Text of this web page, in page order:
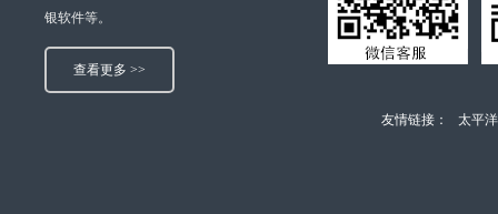
银软件等。
查看更多 >>
友情链接： 太平